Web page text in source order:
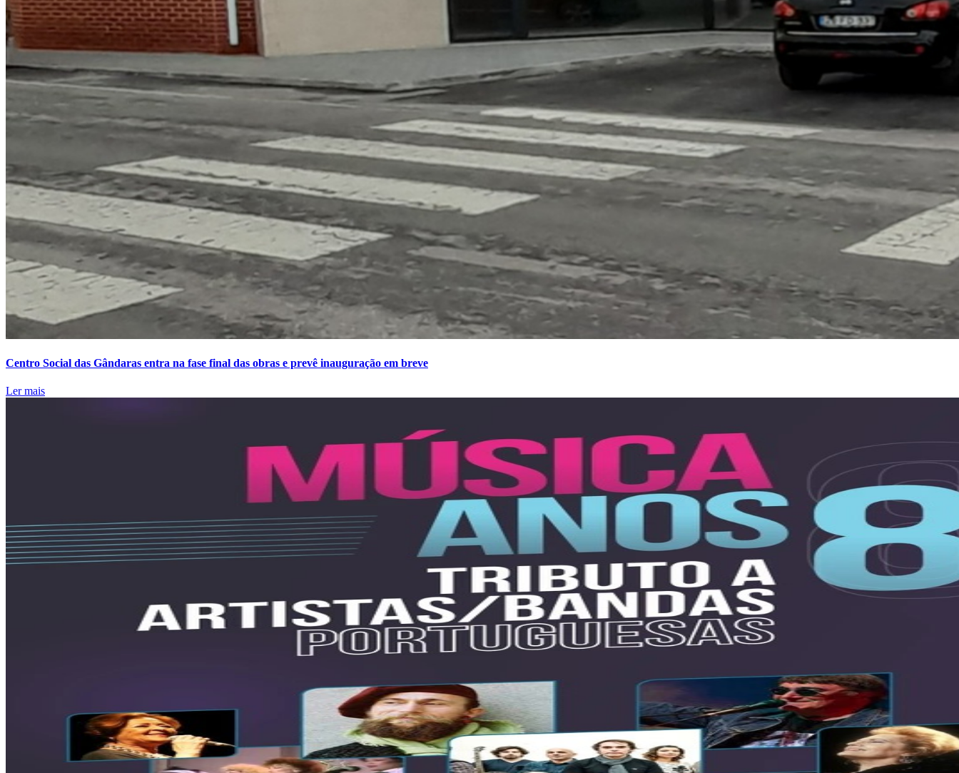
Centro Social das Gândaras entra na fase final das obras e prevê inauguração em breve
Ler mais